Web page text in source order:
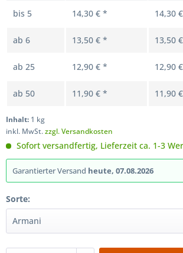
bis 5 14,30 € * 14,30
ab 6 13,50 € * 13,50
ab 25 12,90 € * 12,90
ab 50 11,90 € * 11,90
Inhalt: 1 kg
inkl. MwSt.zzgl. Versandkosten
Sofort versandfertig, Lieferzeit ca. 1-3
Garantierter Versand heute, 07.08.2026
Sorte: